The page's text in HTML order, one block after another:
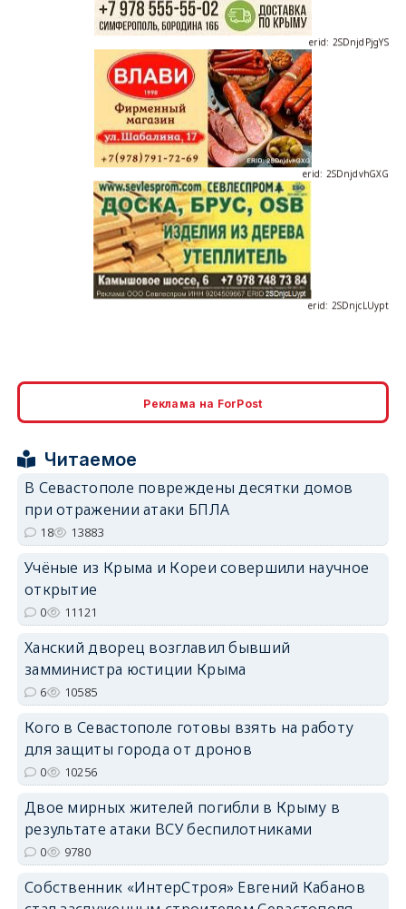
erid: 2SDnjdPjgYS
erid: 2SDnjdvhGXG
Реклама на ForPost
Читаемое
В Севастополе повреждены десятки домов
при отражении атаки БПЛА
18 13883
Учёные из Крыма и Кореи совершили научное
открытие
0 11121
Ханский дворец возглавил бывший
замминистра юстиции Крыма
6 10585
Кого в Севастополе готовы взять на работу
для защиты города от дронов
0 10256
Двое мирных жителей погибли в Крыму в
результате атаки ВСУ беспилотниками
0 9780
Собственник «ИнтерСтроя» Евгений Кабанов